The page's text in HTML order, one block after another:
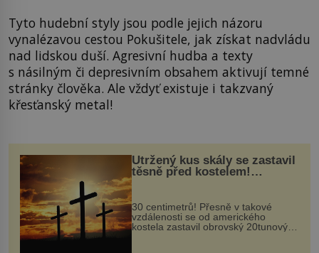
Tyto hudební styly jsou podle jejich názoru
vynalézavou cestou Pokušitele, jak získat nadvládu
nad lidskou duší. Agresivní hudba a texty
s násilným či depresivním obsahem aktivují temné
stránky člověka. Ale vždyť existuje i takzvaný
křesťanský metal!
Utržený kus skály se zastavil
těsně před kostelem!
Ochránila ho boží síla?
30 centimetrů! Přesně v takové
vzdálenosti se od amerického
kostela zastavil obrovský 20tunový